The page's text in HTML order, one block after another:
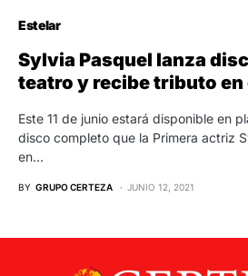
Estelar
Sylvia Pasquel lanza
teatro y recibe tributo en
Este 11 de junio estará disponible en
disco completo que la Primera actriz
en…
BY GRUPO CERTEZA JUNIO 12, 2021